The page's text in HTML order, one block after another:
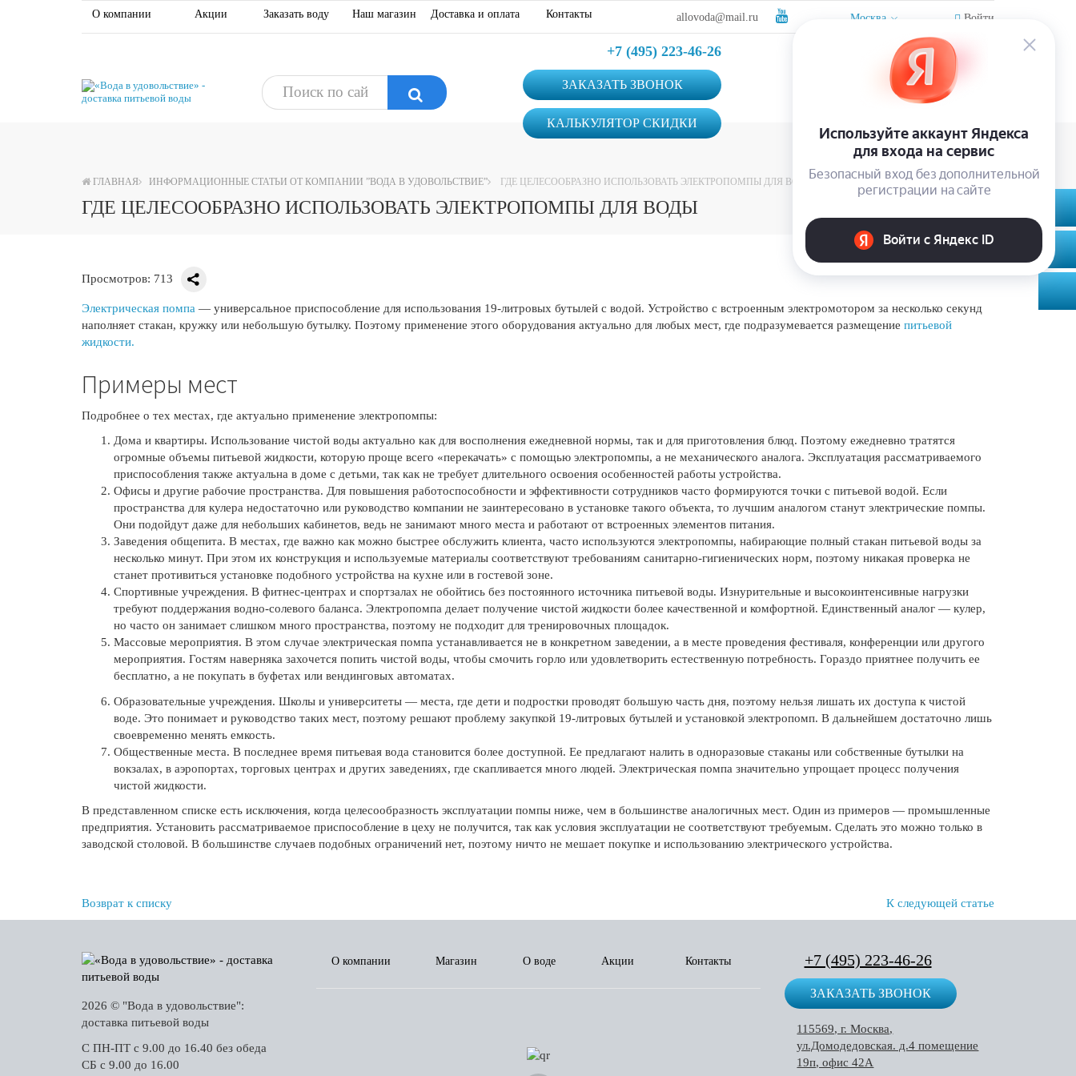
О компании Акции Заказать воду Наш магазин Доставка и оплата Контакты allovoda@mail.ru Москва Войти
+7 (495) 223-46-26
ЗАКАЗАТЬ ЗВОНОК
КАЛЬКУЛЯТОР СКИДКИ
Фактический адрес: Московская область, д.
Корсаково, ул. Изумрудная, участок 5
Адрес магазина: г. Истра, п. Пионерский, ул.
Школьная, д. 4
ГЛАВНАЯ ИНФОРМАЦИОННЫЕ СТАТЬИ ОТ КОМПАНИИ ”ВОДА В УДОВОЛЬСТВИЕ” ГДЕ ЦЕЛЕСООБРАЗНО ИСПОЛЬЗОВАТЬ ЭЛЕКТРОПОМПЫ ДЛЯ ВОДЫ
ГДЕ ЦЕЛЕСООБРАЗНО ИСПОЛЬЗОВАТЬ ЭЛЕКТРОПОМПЫ ДЛЯ ВОДЫ
Просмотров: 713
Электрическая помпа — универсальное приспособление для использования 19-литровых бутылей с водой. Устройство с встроенным электромотором за несколько секунд
наполняет стакан, кружку или небольшую бутылку. Поэтому применение этого оборудования актуально для любых мест, где подразумевается размещение питьевой
жидкости.
Примеры мест
Подробнее о тех местах, где актуально применение электропомпы:
Дома и квартиры. Использование чистой воды актуально как для восполнения ежедневной нормы, так и для приготовления блюд. Поэтому ежедневно тратятся
огромные объемы питьевой жидкости, которую проще всего «перекачать» с помощью электропомпы, а не механического аналога. Эксплуатация рассматриваемого
приспособления также актуальна в доме с детьми, так как не требует длительного освоения особенностей работы устройства.
Офисы и другие рабочие пространства. Для повышения работоспособности и эффективности сотрудников часто формируются точки с питьевой водой. Если
пространства для кулера недостаточно или руководство компании не заинтересовано в установке такого объекта, то лучшим аналогом станут электрические помпы.
Они подойдут даже для небольших кабинетов, ведь не занимают много места и работают от встроенных элементов питания.
Заведения общепита. В местах, где важно как можно быстрее обслужить клиента, часто используются электропомпы, набирающие полный стакан питьевой воды за
несколько минут. При этом их конструкция и используемые материалы соответствуют требованиям санитарно-гигиенических норм, поэтому никакая проверка не
станет противиться установке подобного устройства на кухне или в гостевой зоне.
Спортивные учреждения. В фитнес-центрах и спортзалах не обойтись без постоянного источника питьевой воды. Изнурительные и высокоинтенсивные нагрузки
требуют поддержания водно-солевого баланса. Электропомпа делает получение чистой жидкости более качественной и комфортной. Единственный аналог — кулер,
но часто он занимает слишком много пространства, поэтому не подходит для тренировочных площадок.
Массовые мероприятия. В этом случае электрическая помпа устанавливается не в конкретном заведении, а в месте проведения фестиваля, конференции или другого
мероприятия. Гостям наверняка захочется попить чистой воды, чтобы смочить горло или удовлетворить естественную потребность. Гораздо приятнее получить ее
бесплатно, а не покупать в буфетах или вендинговых автоматах.
Образовательные учреждения. Школы и университеты — места, где дети и подростки проводят большую часть дня, поэтому нельзя лишать их доступа к чистой
воде. Это понимает и руководство таких мест, поэтому решают проблему закупкой 19-литровых бутылей и установкой электропомп. В дальнейшем достаточно лишь
своевременно менять емкость.
Общественные места. В последнее время питьевая вода становится более доступной. Ее предлагают налить в одноразовые стаканы или собственные бутылки на
вокзалах, в аэропортах, торговых центрах и других заведениях, где скапливается много людей. Электрическая помпа значительно упрощает процесс получения
чистой жидкости.
В представленном списке есть исключения, когда целесообразность эксплуатации помпы ниже, чем в большинстве аналогичных мест. Один из примеров — промышленные
предприятия. Установить рассматриваемое приспособление в цеху не получится, так как условия эксплуатации не соответствуют требуемым. Сделать это можно только в
заводской столовой. В большинстве случаев подобных ограничений нет, поэтому ничто не мешает покупке и использованию электрического устройства.
Возврат к списку К следующей статье
2026 © "Вода в удовольствие":
доставка питьевой воды
С ПН-ПТ с 9.00 до 16.40 без обеда
СБ с 9.00 до 16.00
О компании Магазин О воде Акции Контакты +7 (495) 223-46-26
ЗАКАЗАТЬ ЗВОНОК
115569, г. Москва,
ул.Домодедовская. д.4 помещение
19п, офис 42А